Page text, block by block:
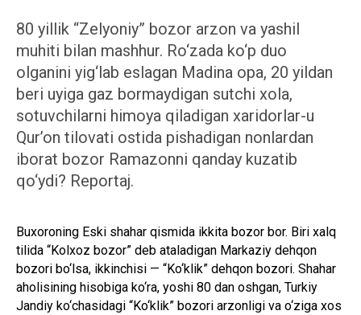
80 yillik “Zelyoniy” bozor arzon va yashil
muhiti bilan mashhur. Ro‘zada ko‘p duo
olganini yig‘lab eslagan Madina opa, 20 yildan
beri uyiga gaz bormaydigan sutchi xola,
sotuvchilarni himoya qiladigan xaridorlar-u
Qur’on tilovati ostida pishadigan nonlardan
iborat bozor Ramazonni qanday kuzatib
qo‘ydi? Reportaj.
Buxoroning Eski shahar qismida ikkita bozor bor. Biri xalq
tilida “Kolxoz bozor” deb ataladigan Markaziy dehqon
bozori bo‘lsa, ikkinchisi — “Ko‘klik” dehqon bozori. Shahar
aholisining hisobiga ko‘ra, yoshi 80 dan oshgan, Turkiy
Jandiy ko‘chasidagi “Ko‘klik” bozori arzonligi va o‘ziga xos